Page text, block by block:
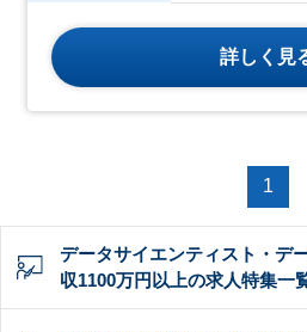
詳しく見
1
データサイエンティスト・デ
収1100万円以上の求人特集一